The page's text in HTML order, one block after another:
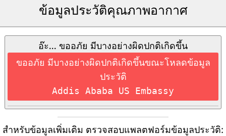
ข้อมูลประวัติคุณภาพอากาศ
อ๊ะ... ขออภัย มีบางอย่างผิดปกติเกิดขึ้น
ขออภัย มีบางอย่างผิดปกติเกิดขึ้นขณะโหลดข้อมูล
ประวัติ
Addis Ababa US Embassy
สำหรับข้อมูลเพิ่มเติม ตรวจสอบแพลตฟอร์มข้อมูลประวัติ: